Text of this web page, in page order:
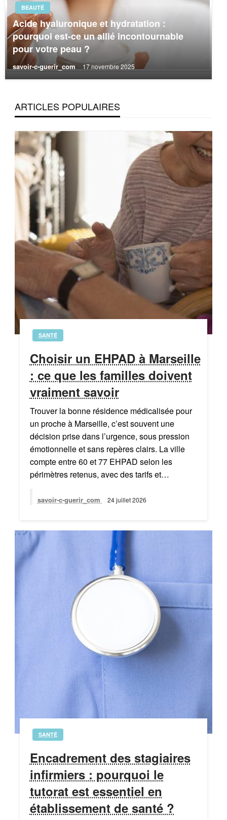
BEAUTÉ
Acide hyaluronique et hydratation :
pourquoi est-ce un allié incontournable
pour votre peau ?
savoir-c-guerir_com 17 novembre 2025
ARTICLES POPULAIRES
SANTÉ
Choisir un EHPAD à Marseille
: ce que les familles doivent
vraiment savoir
Trouver la bonne résidence médicalisée pour
un proche à Marseille, c’est souvent une
décision prise dans l’urgence, sous pression
émotionnelle et sans repères clairs. La ville
compte entre 60 et 77 EHPAD selon les
périmètres retenus, avec des tarifs et…
savoir-c-guerir_com 24 juillet 2026
SANTÉ
Encadrement des stagiaires
infirmiers : pourquoi le
tutorat est essentiel en
établissement de santé ?